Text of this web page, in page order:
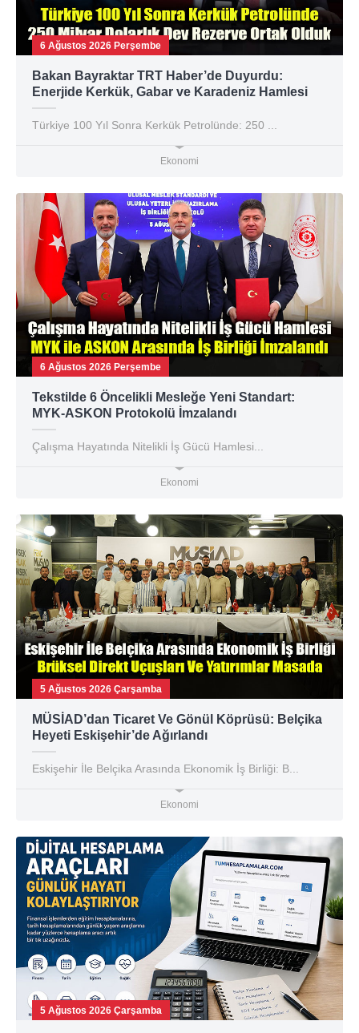
6 Ağustos 2026 Perşembe
Bakan Bayraktar TRT Haber’de Duyurdu:
Enerjide Kerkük, Gabar ve Karadeniz Hamlesi
Türkiye 100 Yıl Sonra Kerkük Petrolünde: 250 ...
Ekonomi
6 Ağustos 2026 Perşembe
Tekstilde 6 Öncelikli Mesleğe Yeni Standart:
MYK-ASKON Protokolü İmzalandı
Çalışma Hayatında Nitelikli İş Gücü Hamlesi...
Ekonomi
5 Ağustos 2026 Çarşamba
MÜSİAD’dan Ticaret Ve Gönül Köprüsü: Belçika
Heyeti Eskişehir’de Ağırlandı
Eskişehir İle Belçika Arasında Ekonomik İş Birliği: B...
Ekonomi
5 Ağustos 2026 Çarşamba